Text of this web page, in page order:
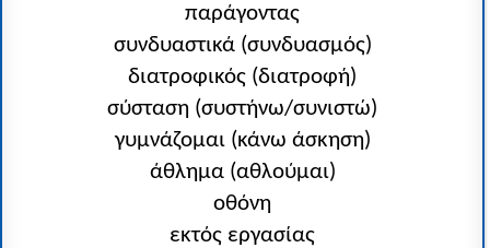
παράγοντας
συνδυαστικά (συνδυασμός)
διατροφικός (διατροφή)
σύσταση (συστήνω/συνιστώ)
γυμνάζομαι (κάνω άσκηση)
άθλημα (αθλούμαι)
οθόνη
εκτός εργασίας